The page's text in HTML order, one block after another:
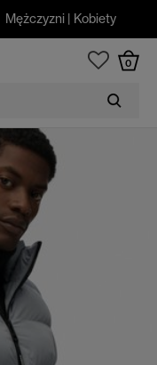
Mężczyzni | Kobiety
0